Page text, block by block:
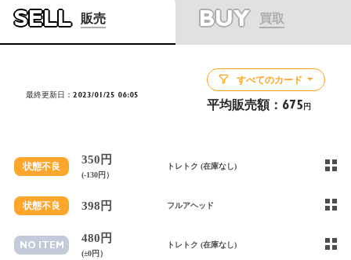
SELL 販売 BUY 買取
最終更新日：2023/01/25 06:05
すべてのカード
平均販売額： 675 円
状態不良
350円
(-130円）
トレトク (在庫なし)
状態不良 398円 フルアヘッド
NO ITEM
480円
(±0円）
トレトク (在庫なし)